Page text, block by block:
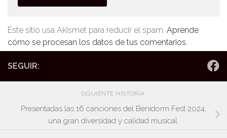
Este sitio usa Akismet para reducir el spam. Aprende
cómo se procesan los datos de tus comentarios.
SEGUIR:
SIGUIENTE HISTORIA
Presentadas las 16 canciones del Benidorm Fest 2024,
una gran diversidad y calidad musical.